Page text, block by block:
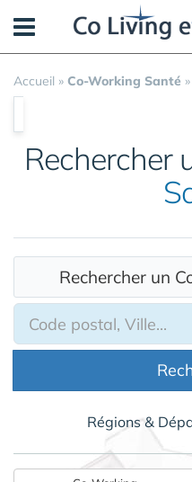
Accueil » Co-Working Santé »
Rechercher
Rechercher un
Régions &
Panneau de gestion des cookies